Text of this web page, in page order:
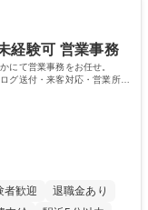
経験可 営業事務
にて営業事務をお任せ。
グ送付・来客対応・営業所内
者歓迎
退職金あり